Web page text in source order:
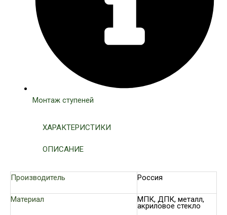
Монтаж ступеней
ХАРАКТЕРИСТИКИ
ОПИСАНИЕ
Производитель Россия
Материал МПК, ДПК, металл,
акриловое стекло